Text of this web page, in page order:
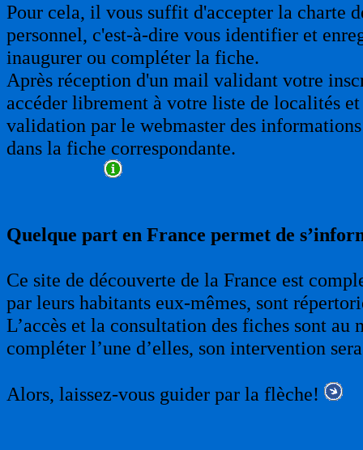
Pour cela, il vous suffit d'accepter la charte
personnel, c'est-à-dire vous identifier et
inaugurer ou compléter la fiche.
Après réception d'un mail validant votre
accéder librement à votre liste de localités
validation par le webmaster des
dans la fiche correspondante.
Quelque part en France permet de
Ce site de découverte de la France est
par leurs habitants eux-mêmes, sont
L’accès et la consultation des fiches sont
compléter l’une d’elles, son intervention
Alors, laissez-vous guider par la flèche!